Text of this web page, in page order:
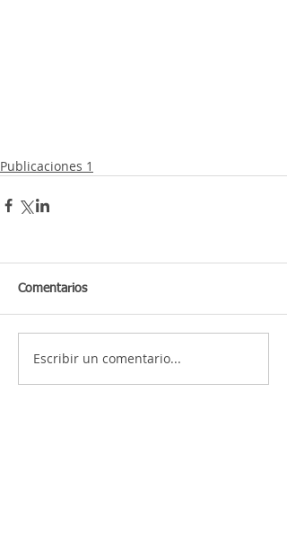
Publicaciones 1
Comentarios
Escribir un comentario...